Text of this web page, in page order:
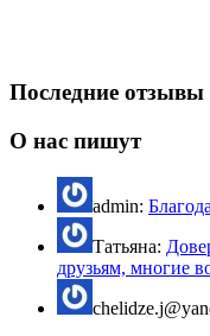
Последние отзывы
О нас пишут
admin:
Татьяна:
друзьям, многие